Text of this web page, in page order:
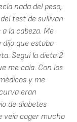
nada del peso,
test de sullivan
la cabeza. Me
que estaba
Seguí la dieta 2
me caía. Con los
y me
eran
de diabetes
veía coger mucho